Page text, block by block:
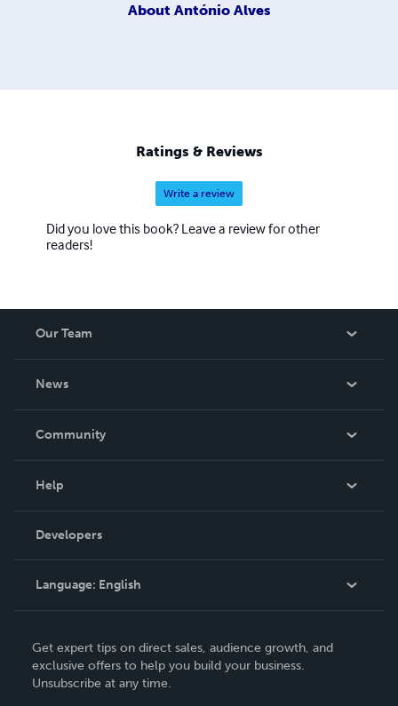
About António Alves
Ratings & Reviews
Write a review
Did you love this book? Leave a review for other
readers!
Our Team
News
In The News
Community
Podcast
Help
Order Lookup
Knowledge Base
Contact Support
Developers
Language: English
Deutsch
Français
Get expert tips on direct sales, audience growth, and
exclusive offers to help you build your business.
Unsubscribe at any time.